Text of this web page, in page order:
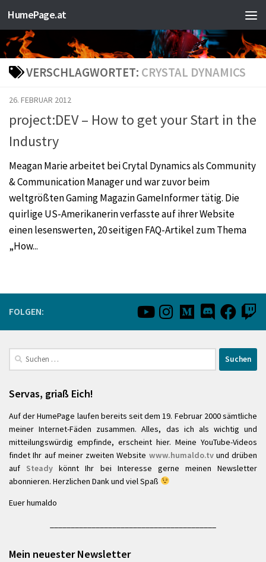
Zum Inhalt springen
HumePage.at
VERSCHLAGWORTET: CRYSTAL DYNAMICS
26. FEBRUAR 2012
project:DEV – How to get your Start in the
Industry
Meagan Marie arbeitet bei Crytal Dynamics als Community
& Communication Manager und war zuvor beim
weltgrößten Gaming Magazin GameInformer tätig. Die
quirlige US-Amerikanerin verfasste auf ihrer Website
einen lesenswerten, 20 seitigen FAQ-Artikel zum Thema
„How...
FOLGEN:
Suchen
nach:
Servas, griaß Eich!
Auf der HumePage laufen bereits seit dem 19. Februar 2000 sämtliche
meiner Internet-Fäden zusammen. Alles, das ich als wichtig und
mitteilungswürdig empfinde, erscheint hier. Meine YouTube-Videos
findet Ihr auf meiner zweiten Website www.humaldo.tvund drüben
auf Steady könnt Ihr bei Interesse gerne meinen Newsletter
abonnieren. Herzlichen Dank und viel Spaß
Euer humaldo
Mein neuester Newsletter